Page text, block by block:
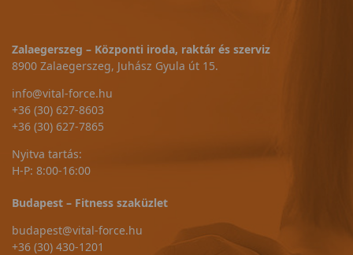
Zalaegerszeg – Központi iroda, raktár és szerviz
8900 Zalaegerszeg, Juhász Gyula út 15.
info@vital-force.hu
+36 (30) 627-8603
+36 (30) 627-7865
Nyitva tartás:
H-P: 8:00-16:00
Budapest – Fitness szaküzlet
budapest@vital-force.hu
+36 (30) 430-1201